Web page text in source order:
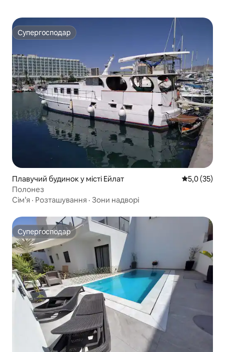
Супергосподар
Супергосподар
Плавучий будинок у місті Ейлат Середня
5,0 (35)
Полонез
Сім’я · Розташування · Зони надворі
Супергосподар
Супергосподар